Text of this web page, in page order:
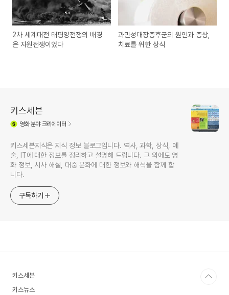
2차 세계대전 태평양전쟁의 배경
은 자원전쟁이었다
과민성대장증후군의 원인과 증상,
치료를 위한 상식
키스세븐
영화분야 크리에이터
키스세븐지식은 지식 정보 블로그입니다. 역사, 과학, 상식, 예
술, IT에 대한 정보를 정리하고 설명해 드립니다. 그 외에도 영
화 정보, 시사 해설, 대중 문화에 대한 정보와 해석을 함께 합
니다.
구독하기
키스세븐
키스뉴스